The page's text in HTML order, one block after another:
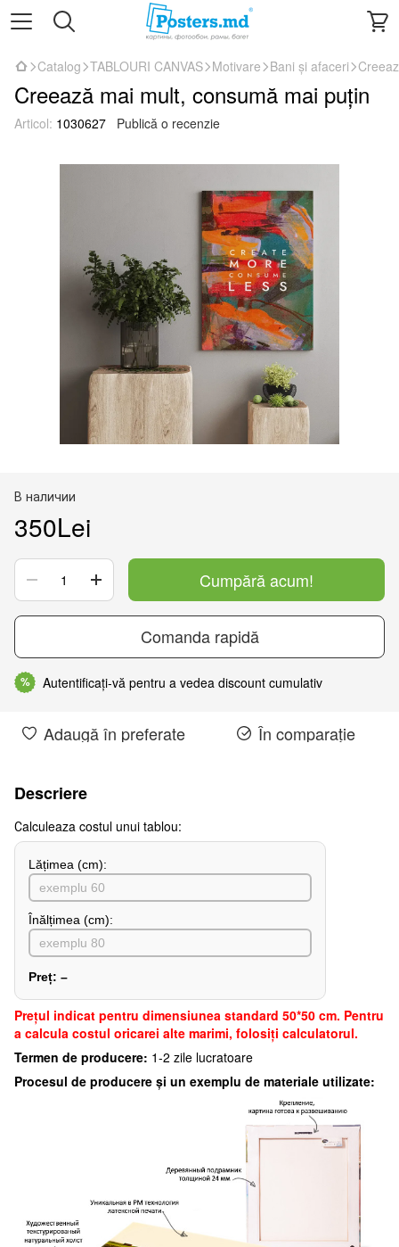
Catalog TABLOURI CANVAS Motivare Bani și afaceri
Creează mai mult, consumă mai puțin
Articol: 1030627 Publică o recenzie
В наличии
350Lei
Cumpără acum!
Comanda rapidă
% Autentificați-vă pentru a vedea discount cumulativ
Adaugă în preferate În comparație
Descriere
Сalculeaza costul unui tablou:
Lățimea (сm):
Înălțimea (cm):
Preț: –
Preţul indicat pentru dimensiunea standard 50*50 cm. Pentru
a calcula costul oricarei alte marimi, folosiți calculatorul.
Termen de producere: 1-2 zile lucratoare
Procesul de producere și un exemplu de materiale utilizate: